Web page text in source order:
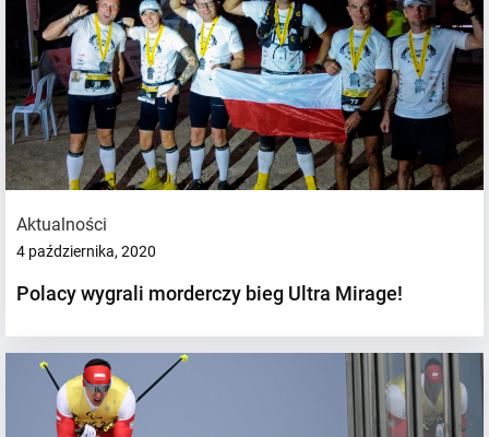
Aktualności
4 października, 2020
Polacy wygrali morderczy bieg Ultra Mirage!